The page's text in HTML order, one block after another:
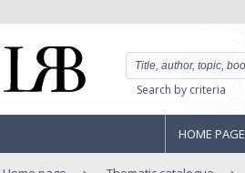
Search by criteria
HOME PAGE